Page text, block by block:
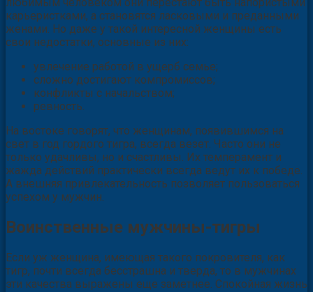
карьеристками, а становятся ласковыми и преданными
женами. Но даже у такой интересной женщины есть
свои недостатки, основные из них:
увлечение работой в ущерб семье;
сложно достигают компромиссов;
конфликты с начальством;
ревность.
На востоке говорят, что женщинам, появившимся на
свет в год гордого тигра, всегда везет. Часто они не
только удачливы, но и счастливы. Их темперамент и
жажда действий практически всегда ведут их к победе.
А внешняя привлекательность позволяет пользоваться
успехом у мужчин.
Воинственные мужчины-тигры
Если уж женщина, имеющая такого покровителя, как
тигр, почти всегда бесстрашна и тверда, то в мужчинах
эти качества выражены еще заметнее. Спокойная жизнь